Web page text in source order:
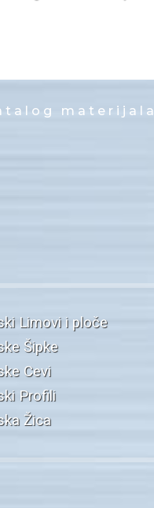
materijala
Limovi i ploče
Šipke
Cevi
Profili
Žica